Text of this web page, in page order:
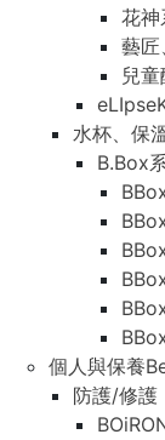
花神
藝匠
兒
水杯、保
B.Box
個人與保養
防護/修護